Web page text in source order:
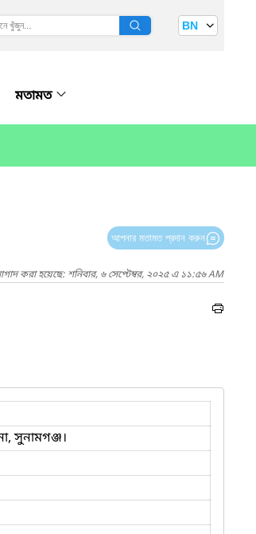
BN
মতামত
আপনার মতামত প্রদান করুন
করা হয়েছে: শনিবার, ৬ সেপ্টেম্বর, ২০২৫ এ ১১:৫৬ AM
সুনামগঞ্জ।